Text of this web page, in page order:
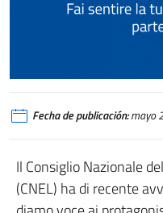
Fecha de publicación:mayo
Il Consiglio Nazionale
(CNEL) ha di recente